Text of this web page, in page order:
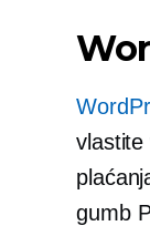
vlastite
gumb